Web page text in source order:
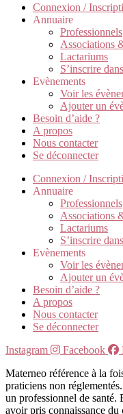
Connexion /
Annuaire
Professionnels
Associations
Lactariums
S’inscrire
Evènements
Voir les
Ajouter un
Besoin d’aide ?
A propos
Nous contacter
Se déconnecter
Connexion /
Annuaire
Professionnels
Associations
Lactariums
S’inscrire
Evènements
Voir les
Ajouter un
Besoin d’aide ?
A propos
Nous contacter
Se déconnecter
Instagram
Facebook
Materneo référence à la
praticiens non
un professionnel de santé.
avoir pris connaissance du